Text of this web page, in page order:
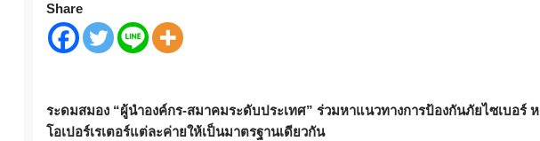
Share
ระดมสมอง “ผู้นำองค์กร-สมาคมระดับประเทศ” ร่วมหาแนวทางการป้องกันภัยไซเบอร์
โอเปอร์เรเตอร์แต่ละค่ายให้เป็นมาตรฐานเดียวกัน